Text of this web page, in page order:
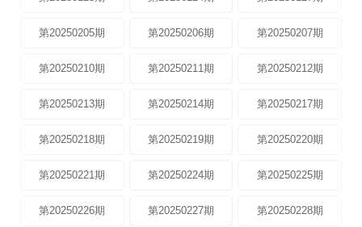
第20250205期 第20250206期 第20250207期
第20250210期 第20250211期 第20250212期
第20250213期 第20250214期 第20250217期
第20250218期 第20250219期 第20250220期
第20250221期 第20250224期 第20250225期
第20250226期 第20250227期 第20250228期